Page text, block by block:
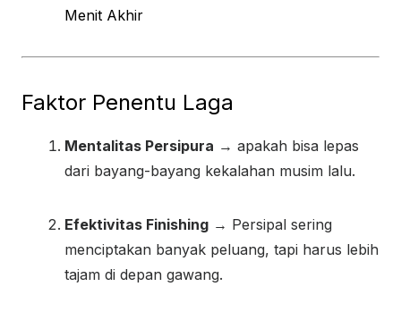
Menit Akhir
Faktor Penentu Laga
Mentalitas Persipura → apakah bisa lepas
dari bayang-bayang kekalahan musim lalu.
Efektivitas Finishing → Persipal sering
menciptakan banyak peluang, tapi harus lebih
tajam di depan gawang.